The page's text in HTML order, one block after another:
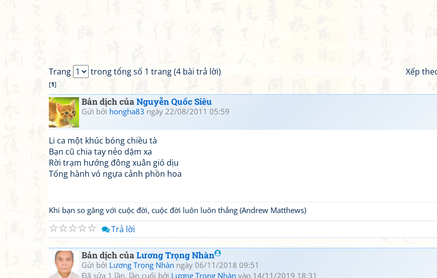
Xếp
Trang trong tổng số 1 trang (4 bài trả lời)
[1]
Bản dịch củaNguyễn Quốc Siêu
Gửi bởi hongha83 ngày 22/08/2011 05:59
Li ca một khúc bóng chiều tà
Bạn cũ chia tay nẻo dặm xa
Rời trạm hướng đông xuân gió dịu
Tống hành vó ngựa cảnh phồn hoa
Khi bạn so găng với cuộc đời, cuộc đời luôn luôn thắng (Andrew Matthews)
☆
☆
☆
☆
☆ Trả lời
Bản dịch củaLương Trọng Nhàn
Gửi bởi Lương Trọng Nhàn ngày 06/11/2018 09:51
Đã sửa 1 lần, lần cuối bởi Lương Trọng Nhàn vào 14/11/2019 18:31